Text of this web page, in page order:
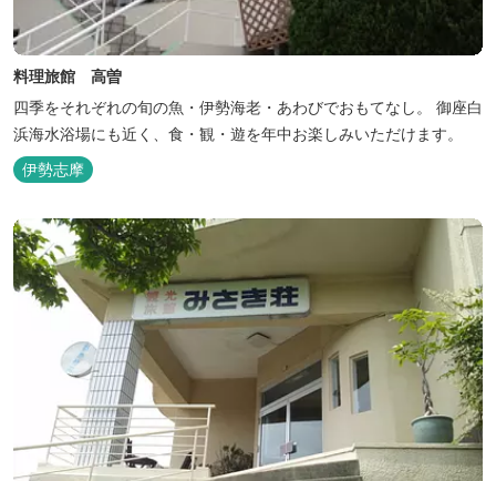
料理旅館 高曽
四季をそれぞれの旬の魚・伊勢海老・あわびでおもてなし。 御座白
浜海水浴場にも近く、食・観・遊を年中お楽しみいただけます。
伊勢志摩